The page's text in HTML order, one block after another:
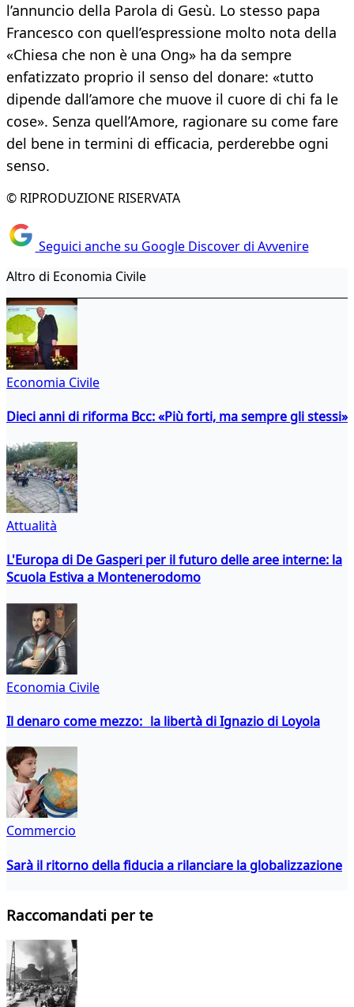
l’annuncio della Parola di Gesù. Lo stesso papa
Francesco con quell’espressione molto nota della
«Chiesa che non è una Ong» ha da sempre
enfatizzato proprio il senso del donare: «tutto
dipende dall’amore che muove il cuore di chi fa le
cose». Senza quell’Amore, ragionare su come fare
del bene in termini di efficacia, perderebbe ogni
senso.
© RIPRODUZIONE RISERVATA
Seguici anche su Google Discover di Avvenire
Altro di Economia Civile
Economia Civile
Dieci anni di riforma Bcc: «Più forti, ma sempre gli stessi»
Attualità
L'Europa di De Gasperi per il futuro delle aree interne: la
Scuola Estiva a Montenerodomo
Economia Civile
Il denaro come mezzo: la libertà di Ignazio di Loyola
Commercio
Sarà il ritorno della fiducia a rilanciare la globalizzazione
Raccomandati per te